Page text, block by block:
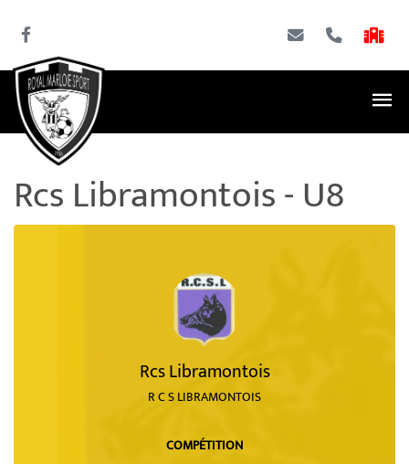
Rcs Libramontois - U8
Rcs Libramontois
R C S LIBRAMONTOIS
COMPÉTITION